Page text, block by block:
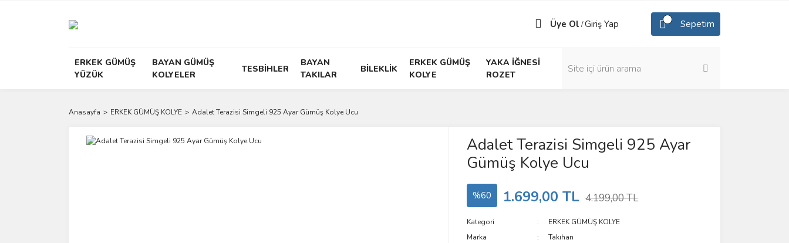
Üye Ol /Giriş Yap Sepetim
ERKEK GÜMÜŞ
YÜZÜK
BAYAN GÜMÜŞ
KOLYELER
TESBİHLER
BAYAN
TAKILAR
BİLEKLİK
ERKEK GÜMÜŞ
KOLYE
YAKA İĞNESİ
ROZET
Anasayfa ERKEK GÜMÜŞ KOLYE Adalet Terazisi Simgeli 925 Ayar Gümüş Kolye Ucu
Adalet Terazisi Simgeli 925 Ayar
Gümüş Kolye Ucu
%60 1.699,00 TL 4.199,00 TL
Kategori
ERKEK GÜMÜŞ KOLYE
Marka
Takıhan